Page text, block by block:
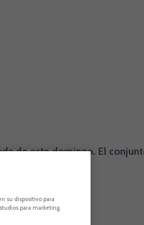
de este domingo. El
horas, HRL).
su dispositivo para
para marketing.